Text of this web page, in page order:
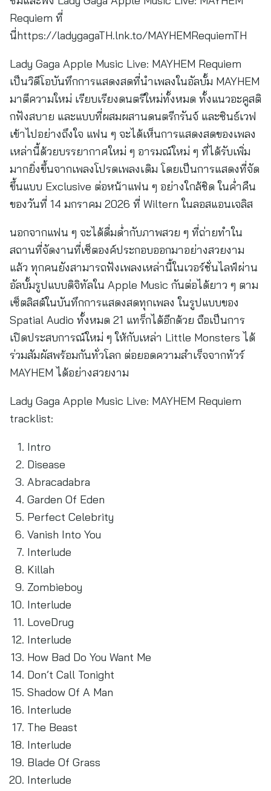
Requiem ที่
นี่https://ladygagaTH.lnk.to/MAYHEMRequiemTH
Lady Gaga Apple Music Live: MAYHEM Requiem
เป็นวิดีโอบันทึกการแสดงสดที่นำเพลงในอัลบั้ม MAYHEM
มาตีความใหม่ เรียบเรียงดนตรีใหม่ทั้งหมด ทั้งแนวอะคูสติ
กฟังสบาย และแบบที่ผสมผสานดนตรีกรันจ์ และซินธ์เวฟ
เข้าไปอย่างถึงใจ แฟน ๆ จะได้เห็นการแสดงสดของเพลง
เหล่านี้ด้วยบรรยากาศใหม่ ๆ อารมณ์ใหม่ ๆ ที่ได้รับเพิ่ม
มากยิ่งขึ้นจากเพลงโปรดเพลงเดิม โดยเป็นการแสดงที่จัด
ขึ้นแบบ Exclusive ต่อหน้าแฟน ๆ อย่างใกล้ชิด ในค่ำคืน
ของวันที่ 14 มกราคม 2026 ที่ Wiltern ในลอสแอนเจลิส
นอกจากแฟน ๆ จะได้ดื่มด่ำกับภาพสวย ๆ ที่ถ่ายทำใน
สถานที่จัดงานที่เซ็ตองค์ประกอบออกมาอย่างสวยงาม
แล้ว ทุกคนยังสามารถฟังเพลงเหล่านี้ในเวอร์ชั่นไลฟ์ผ่าน
อัลบั้มรูปแบบดิจิทัลใน Apple Music กันต่อได้ยาว ๆ ตาม
เซ็ตลิสต์ในบันทึกการแสดงสดทุกเพลง ในรูปแบบของ
Spatial Audio ทั้งหมด 21 แทร็กได้อีกด้วย ถือเป็นการ
เปิดประสบการณ์ใหม่ ๆ ให้กับเหล่า Little Monsters ได้
ร่วมสัมผัสพร้อมกันทั่วโลก ต่อยอดความสำเร็จจากทัวร์
MAYHEM ได้อย่างสวยงาม
Lady Gaga Apple Music Live: MAYHEM Requiem
tracklist:
Intro
Disease
Abracadabra
Garden Of Eden
Perfect Celebrity
Vanish Into You
Interlude
Killah
Zombieboy
Interlude
LoveDrug
Interlude
How Bad Do You Want Me
Don’t Call Tonight
Shadow Of A Man
Interlude
The Beast
Interlude
Blade Of Grass
Interlude